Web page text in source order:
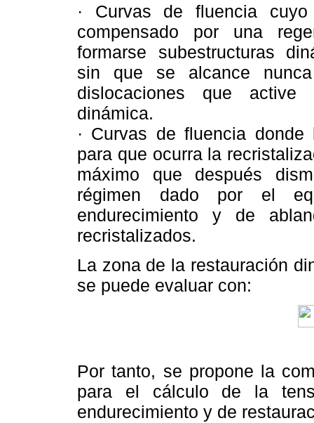
· Curvas de fluencia
compensado por una
formarse subestructuras
sin que se alcance
dislocaciones que active
dinámica.
· Curvas de fluencia
para que ocurra la
máximo que después
régimen dado por el
endurecimiento y de
recristalizados.
La zona de la restauración
se puede evaluar con:
Por tanto, se propone la
para el cálculo de la
endurecimiento y de